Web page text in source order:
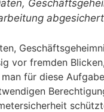
vor fremden
für diese